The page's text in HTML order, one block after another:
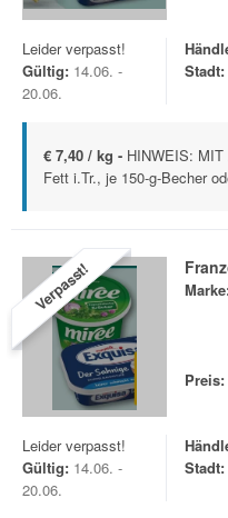
Leider verpasst!
Gültig: 14.06. -
20.06.
Stadt:
€ 7,40 / kg - HINWEIS:
Fett i.Tr., je 150-g-Becher
Verpasst!
Preis:
Leider verpasst!
Gültig: 14.06. -
20.06.
Stadt: